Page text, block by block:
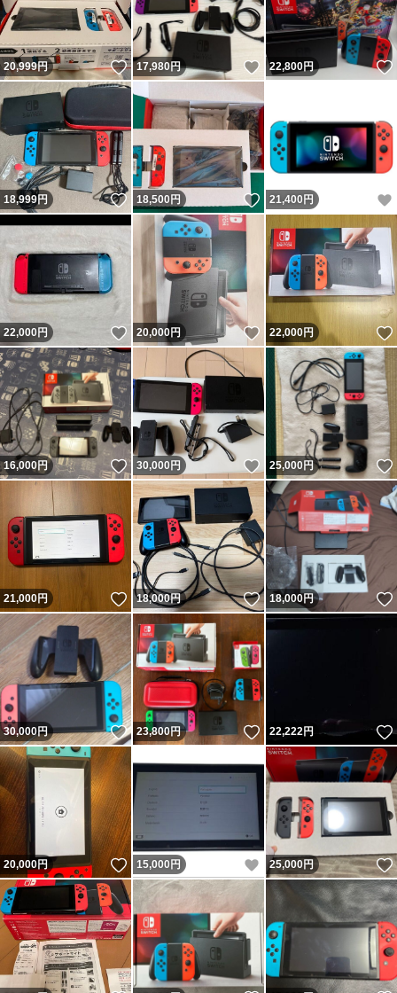
20,999円 いいね！
17,980円 いいね！
22,800円
18,999円 いいね！
18,500円 いいね！
21,400 円
22,000円 いいね！
20,000円 いいね！
22,000円
16,000円 いいね！
30,000 円 いいね！
25,000円
21,000円 いいね！
18,000円 いいね！
18,000円
30,000円 いいね！
23,800円 いいね！
22,222円
20,000円 いいね！
15,000 円 いいね！
25,000円